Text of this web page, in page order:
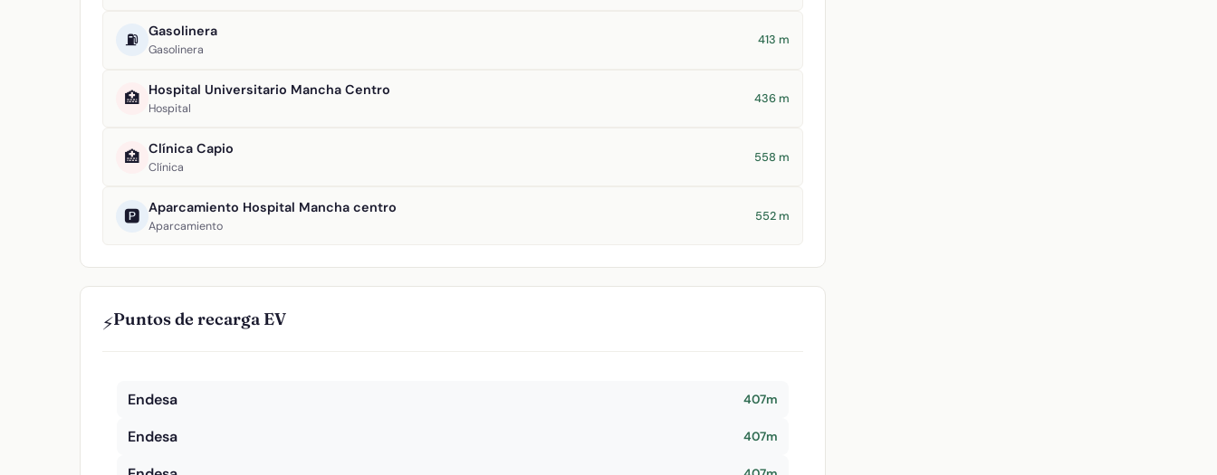
⛽ Gasolinera
Gasolinera
413 m
🏥 Hospital Universitario Mancha Centro
Hospital
436 m
🏥 Clínica Capio
Clínica
558 m
🅿️ Aparcamiento Hospital Mancha centro
Aparcamiento
552 m
⚡Puntos de recarga EV
Endesa 407m
Endesa 407m